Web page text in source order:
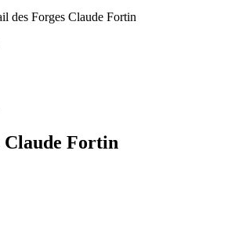
des Forges Claude Fortin
Claude Fortin